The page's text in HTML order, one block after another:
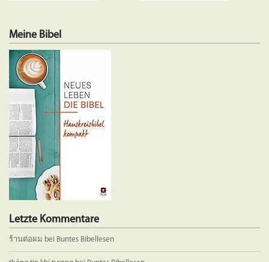
Varianten
können
auf
Meine Bibel
Letzte Kommentare
ร้านต่อผม bei Buntes Bibellesen